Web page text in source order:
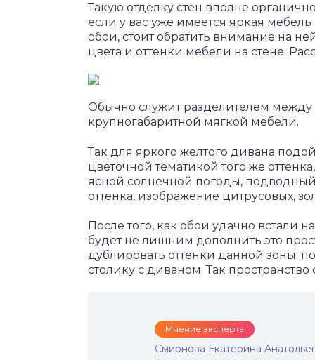
Такую отделку стен вполне
если у вас уже имеется яркая
обои, стоит обратить внимание на
цвета и оттенки мебели на стене.
Обычно служит разделителем
крупногабаритной мягкой мебели.
Так для яркого желтого дивана
цветочной тематикой того же
ясной солнечной погоды,
оттенка, изображение цитрусовых,
После того, как обои удачно встали
будет не лишним дополнить это
дублировать оттенки данной зоны:
столику с диваном. Так
Мнение эксперта
Смирнова Екатерина